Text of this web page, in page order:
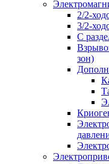
2/2-
3/2-
C
зон)